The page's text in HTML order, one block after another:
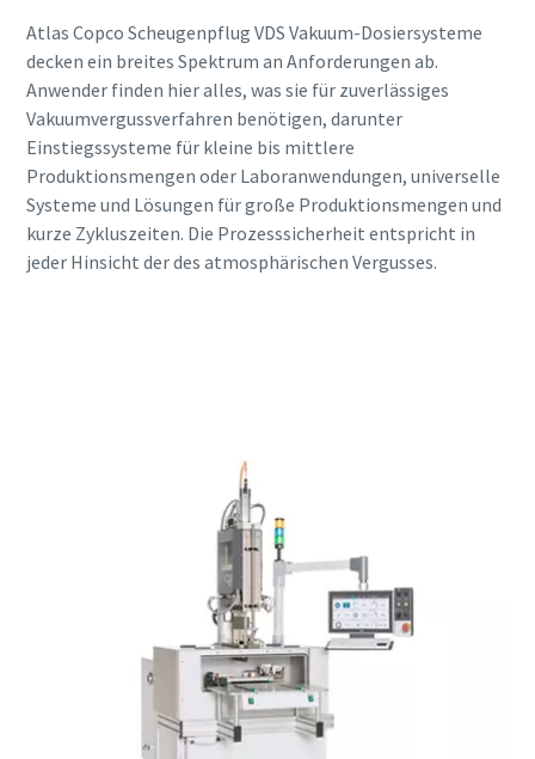
Atlas Copco Scheugenpflug VDS Vakuum-Dosiersysteme
decken ein breites Spektrum an Anforderungen ab.
Anwender finden hier alles, was sie für zuverlässiges
Vakuumvergussverfahren benötigen, darunter
Einstiegssysteme für kleine bis mittlere
Produktionsmengen oder Laboranwendungen, universelle
Systeme und Lösungen für große Produktionsmengen und
kurze Zykluszeiten. Die Prozesssicherheit entspricht in
jeder Hinsicht der des atmosphärischen Vergusses.